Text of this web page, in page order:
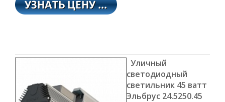
Уличный
светодиодный
светильник 45 ватт
Эльбрус 24.5250.45